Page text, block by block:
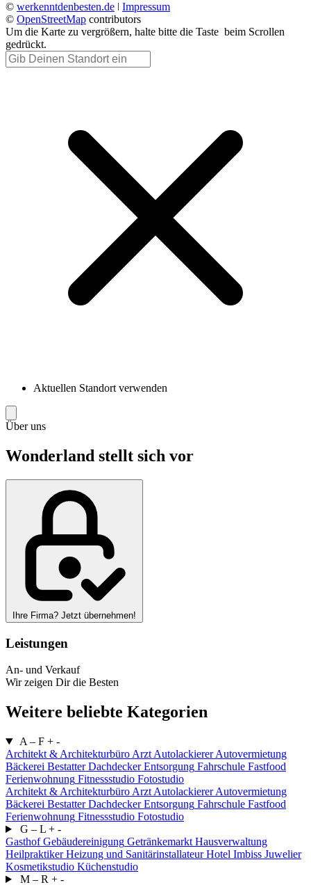
© werkenntdenbesten.de ǀ Impressum
© OpenStreetMap contributors
Um die Karte zu vergrößern, halte bitte die Taste beim Scrollen
gedrückt.
Aktuellen Standort verwenden
Über uns
Wonderland stellt sich vor
Ihre Firma? Jetzt übernehmen!
Leistungen
An- und Verkauf
Wir zeigen Dir die Besten
Weitere beliebte Kategorien
A – F + -
Architekt & Architekturbüro Arzt Autolackierer Autovermietung
Bäckerei Bestatter Dachdecker Entsorgung Fahrschule Fastfood
Ferienwohnung Fitnessstudio Fotostudio
Architekt & Architekturbüro Arzt Autolackierer Autovermietung
Bäckerei Bestatter Dachdecker Entsorgung Fahrschule Fastfood
Ferienwohnung Fitnessstudio Fotostudio
G – L + -
Gasthof Gebäudereinigung Getränkemarkt Hausverwaltung
Heilpraktiker Heizung und Sanitärinstallateur Hotel Imbiss Juwelier
Kosmetikstudio Küchenstudio
M – R + -